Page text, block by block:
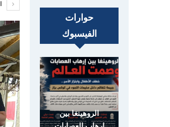
حوارات
الفيسبوك
الروهينغا بين